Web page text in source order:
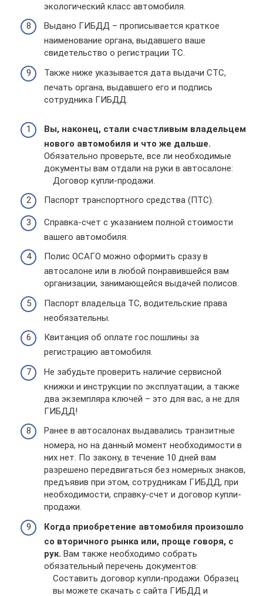
экологический класс автомобиля.
Выдано ГИБДД – прописывается краткое
наименование органа, выдавшего ваше
свидетельство о регистрации ТС.
Также ниже указывается дата выдачи СТС,
печать органа, выдавшего его и подпись
сотрудника ГИБДД.
Вы, наконец, стали счастливым владельцем
нового автомобиля и что же дальше.
Обязательно проверьте, все ли необходимые
документы вам отдали на руки в автосалоне:
Договор купли-продажи.
Паспорт транспортного средства (ПТС).
Справка-счет с указанием полной стоимости
вашего автомобиля.
Полис ОСАГО можно оформить сразу в
автосалоне или в любой понравившейся вам
организации, занимающейся выдачей полисов.
Паспорт владельца ТС, водительские права
необязательны.
Квитанция об оплате гос.пошлины за
регистрацию автомобиля.
Не забудьте проверить наличие сервисной
книжки и инструкции по эксплуатации, а также
два экземпляра ключей – это для вас, а не для
ГИБДД!
Ранее в автосалонах выдавались транзитные
номера, но на данный момент необходимости в
них нет. По закону, в течение 10 дней вам
разрешено передвигаться без номерных знаков,
предъявив при этом, сотрудникам ГИБДД, при
необходимости, справку-счет и договор купли-
продажи.
Когда приобретение автомобиля произошло
со вторичного рынка или, проще говоря, с
рук. Вам также необходимо собрать
обязательный перечень документов:
Составить договор купли-продажи. Образец
вы можете скачать с сайта ГИБДД и